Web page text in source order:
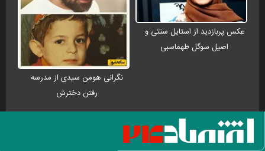
عکس پربازدید از استایل سنتی و
اصیل سوگل طهماسبی
نگرانی هومن سیدی از مدرسه
رفتن دخترش